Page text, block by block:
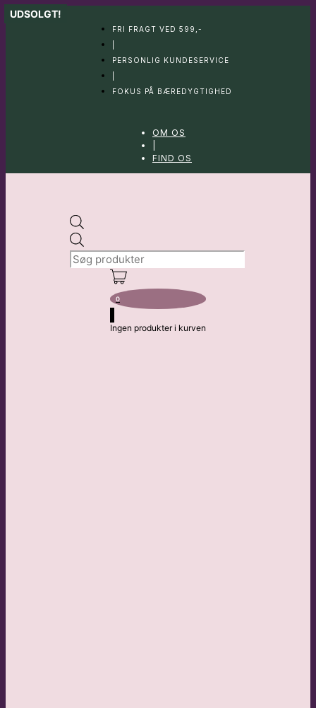
Hop
til
FRI FRAGT VED 599,-
PERSONLIG KUNDESERVICE
FOKUS PÅ BÆREDYGTIGHED
OM OS
FIND OS
search
0
Ingen produkter i kurven
UDSOLGT!